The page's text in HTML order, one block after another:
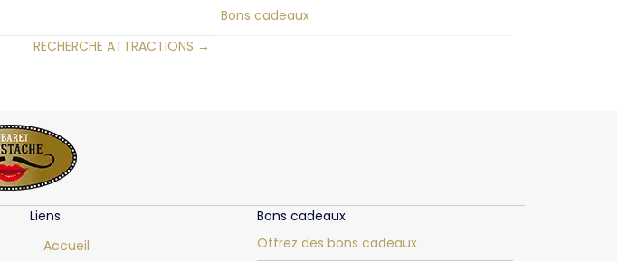
RECHERCHE ATTRACTIONS →
Bons cadeaux
Liens
Accueil
Bons cadeaux
Offrez des bons cadeaux